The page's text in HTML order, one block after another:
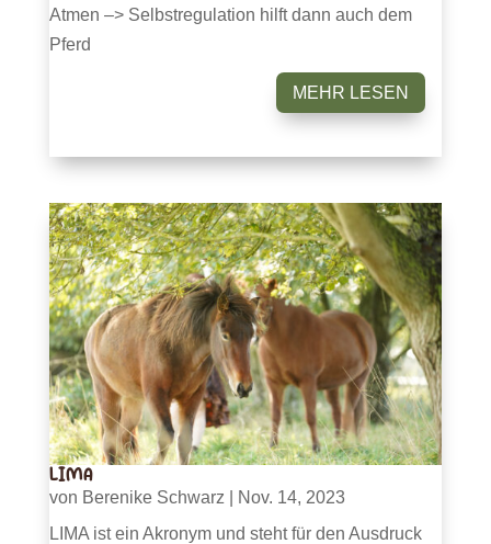
Atmen –> Selbstregulation hilft dann auch dem
Pferd
MEHR LESEN
LIMA
von Berenike Schwarz
Nov. 14, 2023
LIMA ist ein Akronym und steht für den Ausdruck